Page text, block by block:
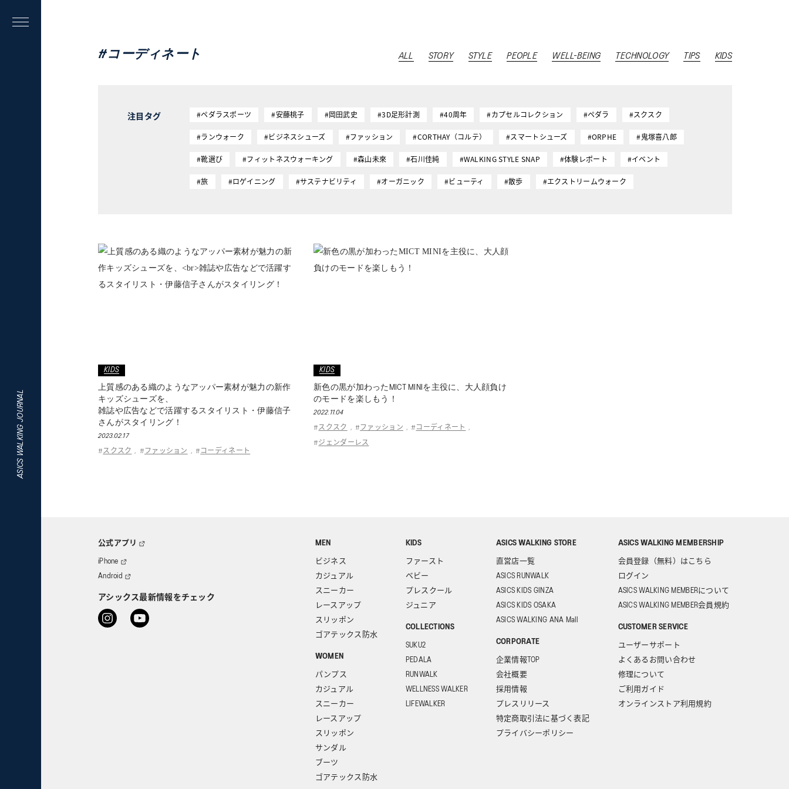
ASICS WALKING JOURNAL
#コーディネート ALL STORY STYLE PEOPLE WELL-BEING TECHNOLOGY TIPS KIDS
注目タグ #ペダラスポーツ #安藤桃子 #岡田武史 #3D足形計測 #40周年 #カプセルコレクション #ペダラ #スクスク
#ランウォーク #ビジネスシューズ #ファッション #CORTHAY（コルテ） #スマートシューズ #ORPHE #鬼塚喜八郎
#靴選び #フィットネスウォーキング #森山未來 #石川佳純 #WALKING STYLE SNAP #体験レポート #イベント
#旅 #ロゲイニング #サステナビリティ #オーガニック #ビューティ #散歩 #エクストリームウォーク
KIDS
上質感のある織のようなアッパー素材が魅力の新作
キッズシューズを、
雑誌や広告などで活躍するスタイリスト・伊藤信子
さんがスタイリング！
2023.02.17
# スクスク , # ファッション , # コーディネート
KIDS
新色の黒が加わったMICT MINIを主役に、大人顔負け
のモードを楽しもう！
2022.11.04
# スクスク , # ファッション , # コーディネート ,
# ジェンダーレス
公式アプリ
iPhone
Android
アシックス最新情報をチェック
MEN
ビジネス
カジュアル
スニーカー
レースアップ
スリッポン
ゴアテックス防水
WOMEN
パンプス
カジュアル
スニーカー
レースアップ
スリッポン
サンダル
ブーツ
ゴアテックス防水
KIDS
ファースト
ベビー
プレスクール
ジュニア
COLLECTIONS
SUKU2
PEDALA
RUNWALK
WELLNESS WALKER
LIFEWALKER
ASICS WALKING STORE
直営店一覧
ASICS RUNWALK
ASICS KIDS GINZA
ASICS KIDS OSAKA
ASICS WALKING ANA Mall
CORPORATE
企業情報TOP
会社概要
採用情報
プレスリリース
特定商取引法に基づく表記
プライバシーポリシー
ASICS WALKING MEMBERSHIP
会員登録（無料）はこちら
ログイン
ASICS WALKING MEMBERについて
ASICS WALKING MEMBER会員規約
CUSTOMER SERVICE
ユーザーサポート
よくあるお問い合わせ
修理について
ご利用ガイド
オンラインストア利用規約